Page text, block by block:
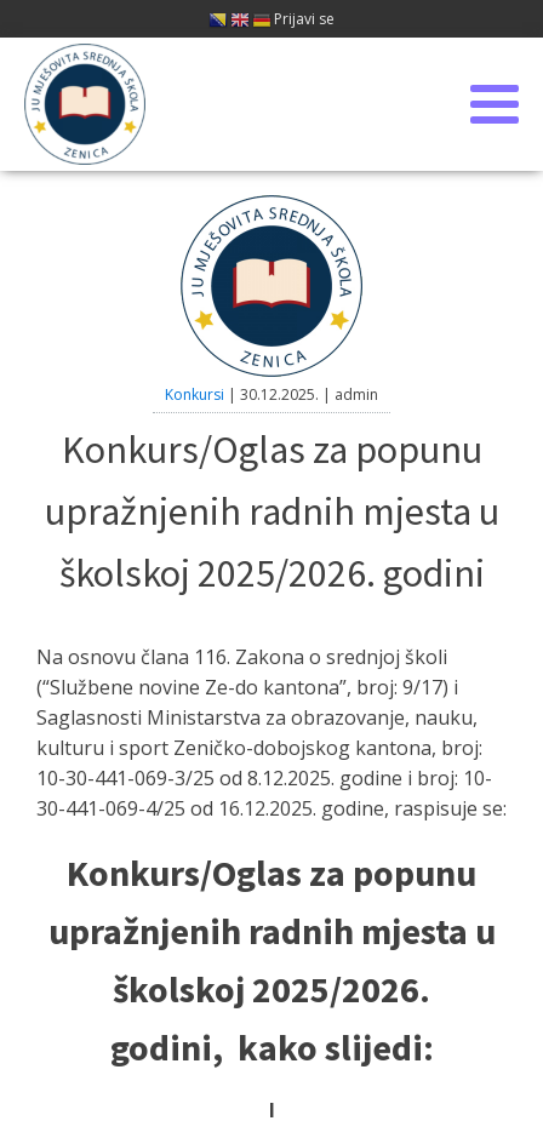
Prijavi se
Konkursi | 30.12.2025. | admin
Konkurs/Oglas za popunu
upražnjenih radnih mjesta u
školskoj 2025/2026. godini
Na osnovu člana 116. Zakona o srednjoj školi
(“Službene novine Ze-do kantona”, broj: 9/17) i
Saglasnosti Ministarstva za obrazovanje, nauku,
kulturu i sport Zeničko-dobojskog kantona, broj:
10-30-441-069-3/25 od 8.12.2025. godine i broj: 10-
30-441-069-4/25 od 16.12.2025. godine, raspisuje se:
Konkurs/Oglas za popunu
upražnjenih radnih mjesta u
školskoj 2025/2026.
godini, kako slijedi:
I